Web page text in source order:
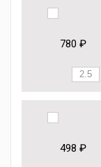
780 ₽
498 ₽